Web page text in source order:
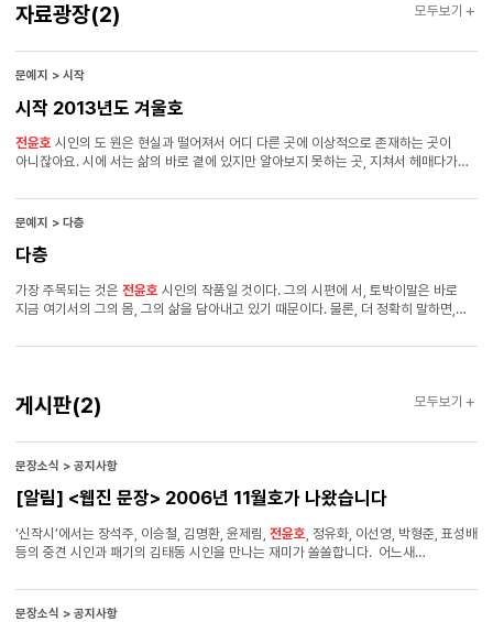
자료광장(2)
문예지 > 시작
시작 2013년도 겨울호
전윤호 시인의 도 원은 현실과 떨어져서 어디 다른 곳에 이상적으로 존재하는 곳이
아니잖아요. 시에 서는 삶의 바로 곁에 있지만 알아보지 못하는 곳, 지쳐서 헤매다가
싶을 때 앞을 가 로막으면서 솟구치는 절벽 같은 것, 바로 그 “뼝대”야말로전윤호
시인의 도원 같아 요. 삶의 낭떠러지와 구원의 지점이 맞붙어 있는. 게다가 현장감을
언어를 만나면서! 오연경 ‘도원’ 하면 떠오르는 것이 있잖아요. 술 마시다가 도화꽃이
쉽게 들여놓 기 어려운 시어이기도 하죠. 그런데전윤호 시의 “뼝대”와 만나면서
도원은 무리 없 이 용인이 되는 것 같아요. 사실 정선 쪽의 지형이 그렇잖아요.
문예지 > 다층
다층
가장 주목되는 것은 전윤호 시인의 작품일 것이다. 그의 시편에 서, 토박이말은 바로
지금 여기서의 그의 몸, 그의 삶을 담아내고 있기 때문이다. 물론, 더 정확히 말하면,
적인 삶의 지평 위에서만 가능할 듯 싶은 어떤 은근한 정서적 유 대와 우정―을
복합적인 다층적인 삶의 경험들을 어느 정도까지 견디어낼 수 있을까? 물론, 더
끔찍한 질문이 우리를 가로막고 있다는 것을 우리는 알고 있다. 이영춘 시인은 60대,
이언빈 시인은 50대,전윤호시 인은 40대다. 앞으로도 우리는 토박이말로 시를 쓰는
더 젊은 세 대의 지역시인들을 만날 수 있을까?
자료광장
모두보기
게시판(2)
문장소식 > 공지사항
[알림] <웹진 문장> 2006년 11월호가 나왔습니다
‘신작시’에서는 장석주, 이승철, 김명환, 윤제림, 전윤호 , 정유화, 이선영, 박형준, 표성배
등의 중견 시인과 패기의 김태동 시인을 만나는 재미가 쏠쏠합니다. 어느새
결심을 하고 어떤 다짐으로 올해를 시작했는지 지금은 잘 기억나지 않을 때이기도
합니다. 그러나 11월이 되니 처음과 똑같이 마지막을 마무리하라, 그러면 실패가
문장소식 > 공지사항
게시판
모두보기